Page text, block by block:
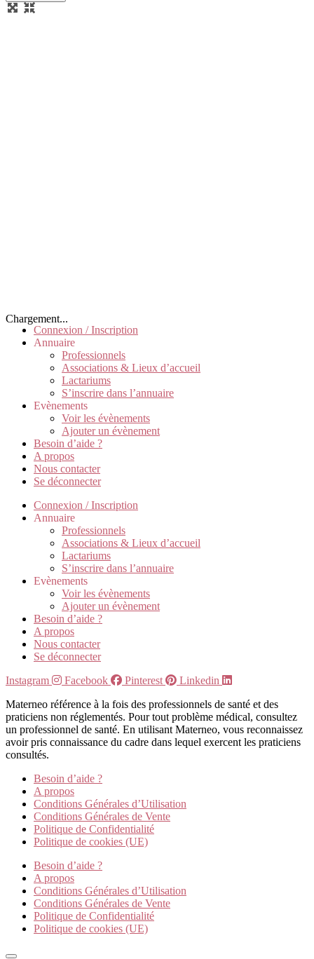
Chargement...
Connexion / Inscription
Annuaire
Professionnels
Associations & Lieux d’accueil
Lactariums
S’inscrire dans l’annuaire
Evènements
Voir les évènements
Ajouter un évènement
Besoin d’aide ?
A propos
Nous contacter
Se déconnecter
Connexion / Inscription
Annuaire
Professionnels
Associations & Lieux d’accueil
Lactariums
S’inscrire dans l’annuaire
Evènements
Voir les évènements
Ajouter un évènement
Besoin d’aide ?
A propos
Nous contacter
Se déconnecter
Instagram
Facebook Pinterest
Linkedin
Materneo référence à la fois des professionnels de santé et des
praticiens non réglementés. Pour tout problème médical, consultez
un professionnel de santé. En utilisant Materneo, vous reconnaissez
avoir pris connaissance du cadre dans lequel exercent les praticiens
consultés.
Besoin d’aide ?
A propos
Conditions Générales d’Utilisation
Conditions Générales de Vente
Politique de Confidentialité
Politique de cookies (UE)
Besoin d’aide ?
A propos
Conditions Générales d’Utilisation
Conditions Générales de Vente
Politique de Confidentialité
Politique de cookies (UE)